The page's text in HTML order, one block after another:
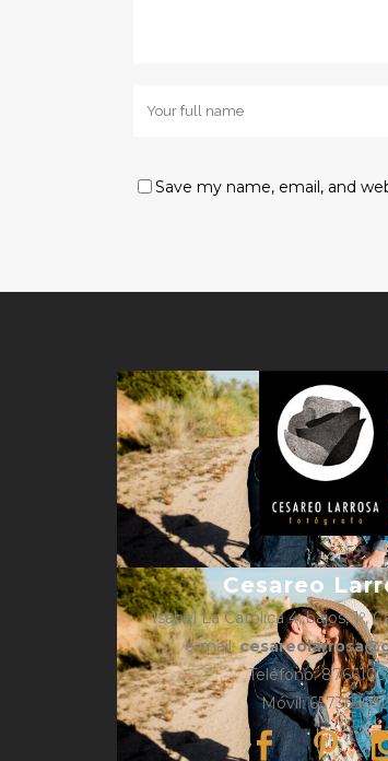
Save my name, email, and
Cesareo
Isabel La Católica 4, bajos, 1º,
e-mail:
Teléfono:
Móvil: